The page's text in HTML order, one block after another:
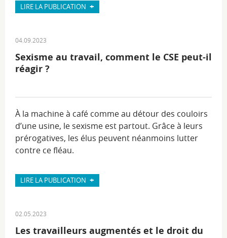
LIRE LA PUBLICATION +
04.09.2023
Sexisme au travail, comment le CSE peut-il
réagir ?
À la machine à café comme au détour des couloirs
d’une usine, le sexisme est partout. Grâce à leurs
prérogatives, les élus peuvent néanmoins lutter
contre ce fléau.
LIRE LA PUBLICATION +
02.05.2023
Les travailleurs augmentés et le droit du